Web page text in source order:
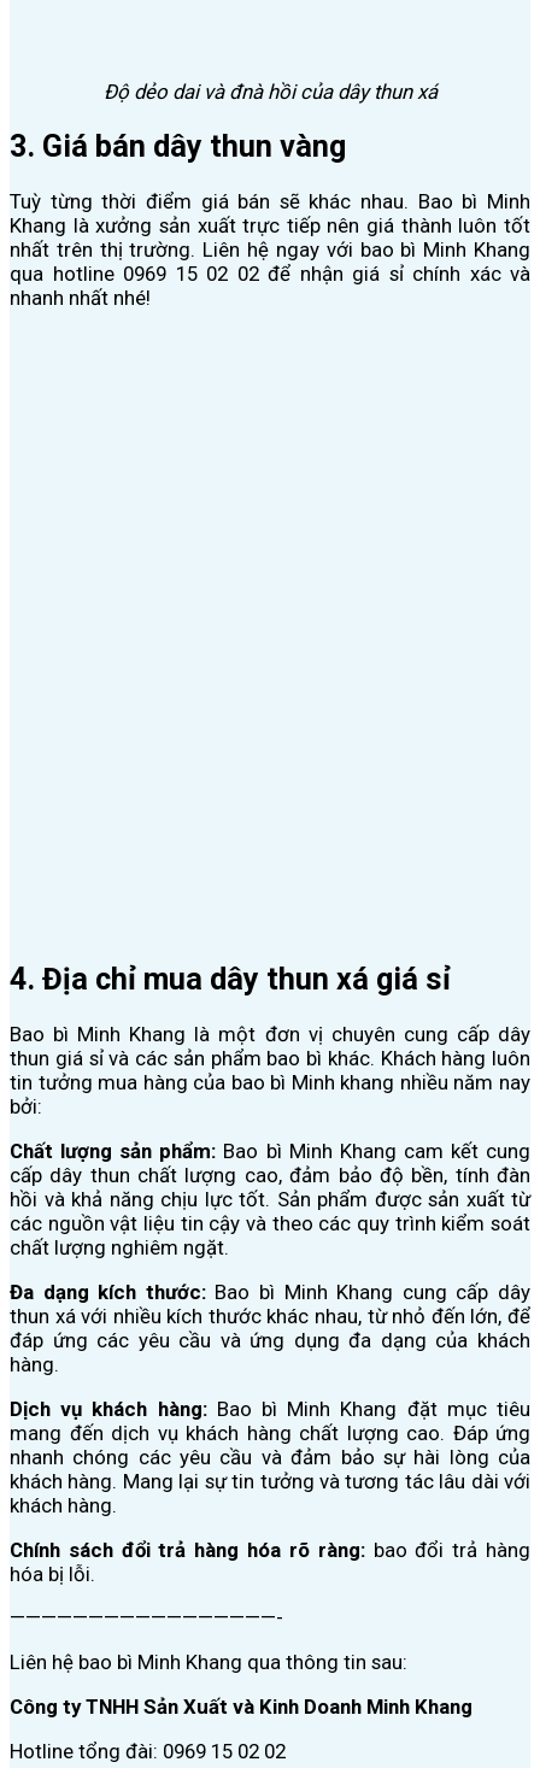
Độ dẻo dai và đnà hồi của dây thun xá
3. Giá bán dây thun vàng
Tuỳ từng thời điểm giá bán sẽ khác nhau. Bao bì Minh
Khang là xưởng sản xuất trực tiếp nên giá thành luôn tốt
nhất trên thị trường. Liên hệ ngay với bao bì Minh Khang
qua hotline 0969 15 02 02 để nhận giá sỉ chính xác và
nhanh nhất nhé!
4. Địa chỉ mua dây thun xá giá sỉ
Bao bì Minh Khang là một đơn vị chuyên cung cấp dây
thun giá sỉ và các sản phẩm bao bì khác. Khách hàng luôn
tin tưởng mua hàng của bao bì Minh khang nhiều năm nay
bởi:
Chất lượng sản phẩm: Bao bì Minh Khang cam kết cung
cấp dây thun chất lượng cao, đảm bảo độ bền, tính đàn
hồi và khả năng chịu lực tốt. Sản phẩm được sản xuất từ
các nguồn vật liệu tin cậy và theo các quy trình kiểm soát
chất lượng nghiêm ngặt.
Đa dạng kích thước:Bao bì Minh Khang cung cấp dây
thun xá với nhiều kích thước khác nhau, từ nhỏ đến lớn, để
đáp ứng các yêu cầu và ứng dụng đa dạng của khách
hàng.
Dịch vụ khách hàng:Bao bì Minh Khang đặt mục tiêu
mang đến dịch vụ khách hàng chất lượng cao. Đáp ứng
nhanh chóng các yêu cầu và đảm bảo sự hài lòng của
khách hàng. Mang lại sự tin tưởng và tương tác lâu dài với
khách hàng.
Chính sách đổi trả hàng hóa rõ ràng:bao đổi trả hàng
hóa bị lỗi.
—————————————————-
Liên hệ bao bì Minh Khang qua thông tin sau:
Công ty TNHH Sản Xuất và Kinh Doanh Minh Khang
Hotline tổng đài: 0969 15 02 02